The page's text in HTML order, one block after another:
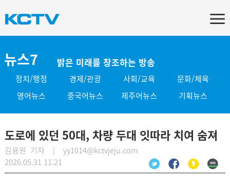
뉴스7 밝은 미래를 창조하는 방송
정치/행정 경제/관광 사회/교육
문화/체육
영어뉴스
중국어뉴스 제주어뉴스 기획뉴스
도로에 있던 50대, 차량 두대 잇따라 치여 숨져
김용원 기자 | yy1014@kctvjeju.com
2026.05.31 11:21